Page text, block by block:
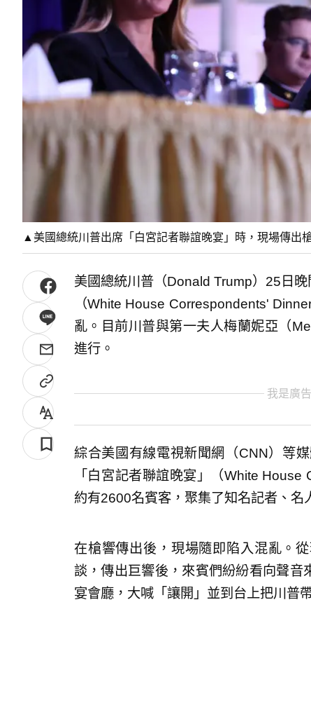
▲美國總統川普出席「白宮記者聯誼晚宴」時，現場傳出
美國總統川普（Donald Trump）25日
（White House Correspondents'
亂。目前川普與第一夫人梅蘭妮亞（
進行。
我是廣
綜合美國有線電視新聞網（CNN）等
「白宮記者聯誼晚宴」（White
約有2600名賓客，聚集了知名記者、名
在槍響傳出後，現場隨即陷入混亂。
談，傳出巨響後，來賓們紛紛看向聲音
宴會廳，大喊「讓開」並到台上把川普